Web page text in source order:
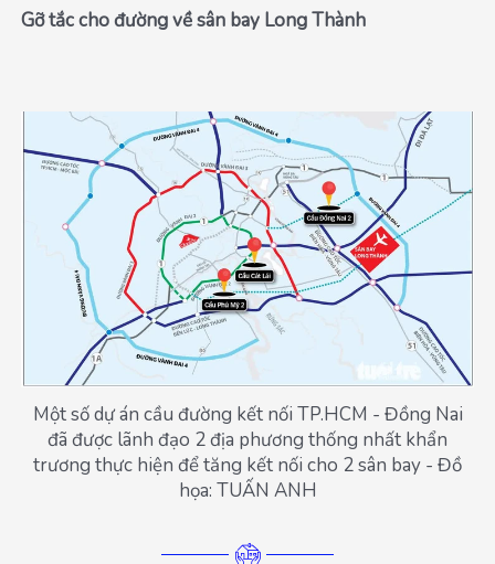
Gỡ tắc cho đường về sân bay Long Thành
Một số dự án cầu đường kết nối TP.HCM - Đồng Nai
đã được lãnh đạo 2 địa phương thống nhất khẩn
trương thực hiện để tăng kết nối cho 2 sân bay - Đồ
họa: TUẤN ANH